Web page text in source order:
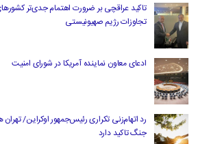
تاکید عراقچی بر ضرورت اهتمام جدی‌تر
تجاوزات رژیم صهیونیستی
ادعای معاون نماینده آمریکا در شورای امنیت
رد اتهام‌زنی تکراری رئیس‌جمهور اوکراین/ تهران
جنگ تاکید دارد